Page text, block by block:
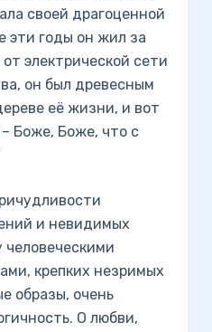
своей драгоценной
эти годы он жил за
электрической сети
он был древесным
её жизни, и вот
Боже, Боже, что с
и невидимых
крепких незримых
образы, очень
О любви,